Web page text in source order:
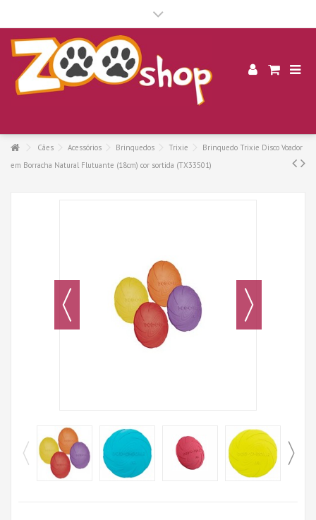
Cães Acessórios Brinquedos Trixie
Brinquedo Trixie Disco Voador
em Borracha Natural Flutuante (18cm) cor sortida (TX33501)